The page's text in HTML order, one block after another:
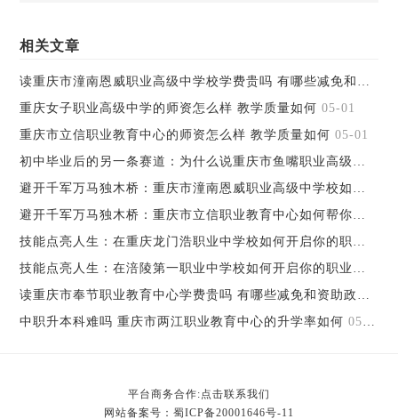
相关文章
读重庆市潼南恩威职业高级中学校学费贵吗 有哪些减免和资助政策
重庆女子职业高级中学的师资怎么样 教学质量如何 05-01
重庆市立信职业教育中心的师资怎么样 教学质量如何 05-01
初中毕业后的另一条赛道：为什么说重庆市鱼嘴职业高级中学值得考虑
避开千军万马独木桥：重庆市潼南恩威职业高级中学校如何帮你弯道超车
避开千军万马独木桥：重庆市立信职业教育中心如何帮你弯道超车
技能点亮人生：在重庆龙门浩职业中学校如何开启你的职业之路
技能点亮人生：在涪陵第一职业中学校如何开启你的职业之路
读重庆市奉节职业教育中心学费贵吗 有哪些减免和资助政策
中职升本科难吗 重庆市两江职业教育中心的升学率如何 05-01
平台商务合作:点击联系我们
网站备案号： 蜀ICP备20001646号-11